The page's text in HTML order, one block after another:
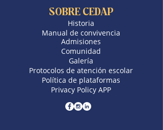
SOBRE CEDAP
Historia
Manual de convivencia
Admisiones
Comunidad
Galería
Protocolos de atención escolar
Política de plataformas
Privacy Policy APP